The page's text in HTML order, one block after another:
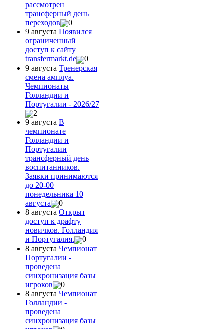
рассмотрен
трансферный день
переходов
0
9 августа Появился
ограниченный
доступ к сайту
transfermarkt.de
0
9 августа Тренерская
смена амплуа.
Чемпионаты
Голландии и
Португалии - 2026/27
2
9 августа В
чемпионате
Голландии и
Португалии
трансферный день
воспитанников.
Заявки принимаются
до 20-00
понедельника 10
августа
0
8 августа Открыт
доступ к драфту
новичков. Голландия
и Португалия.
0
8 августа Чемпионат
Португалии -
проведена
синхронизация базы
игроков
0
8 августа Чемпионат
Голландии -
проведена
синхронизация базы